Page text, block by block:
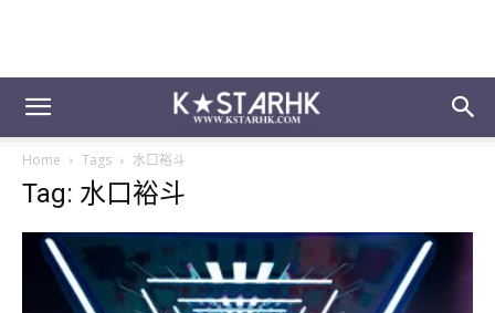
Home Tags 水口裕斗
Tag: 水口裕斗